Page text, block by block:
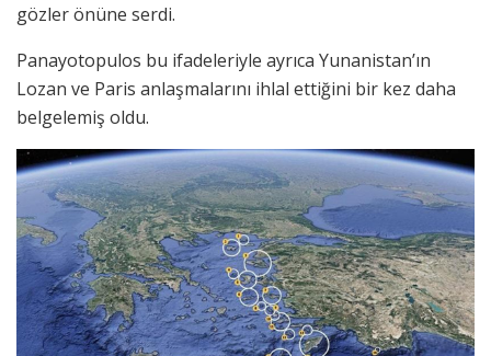
gözler önüne serdi.
Panayotopulos bu ifadeleriyle ayrıca Yunanistan’ın
Lozan ve Paris anlaşmalarını ihlal ettiğini bir kez daha
belgelemiş oldu.